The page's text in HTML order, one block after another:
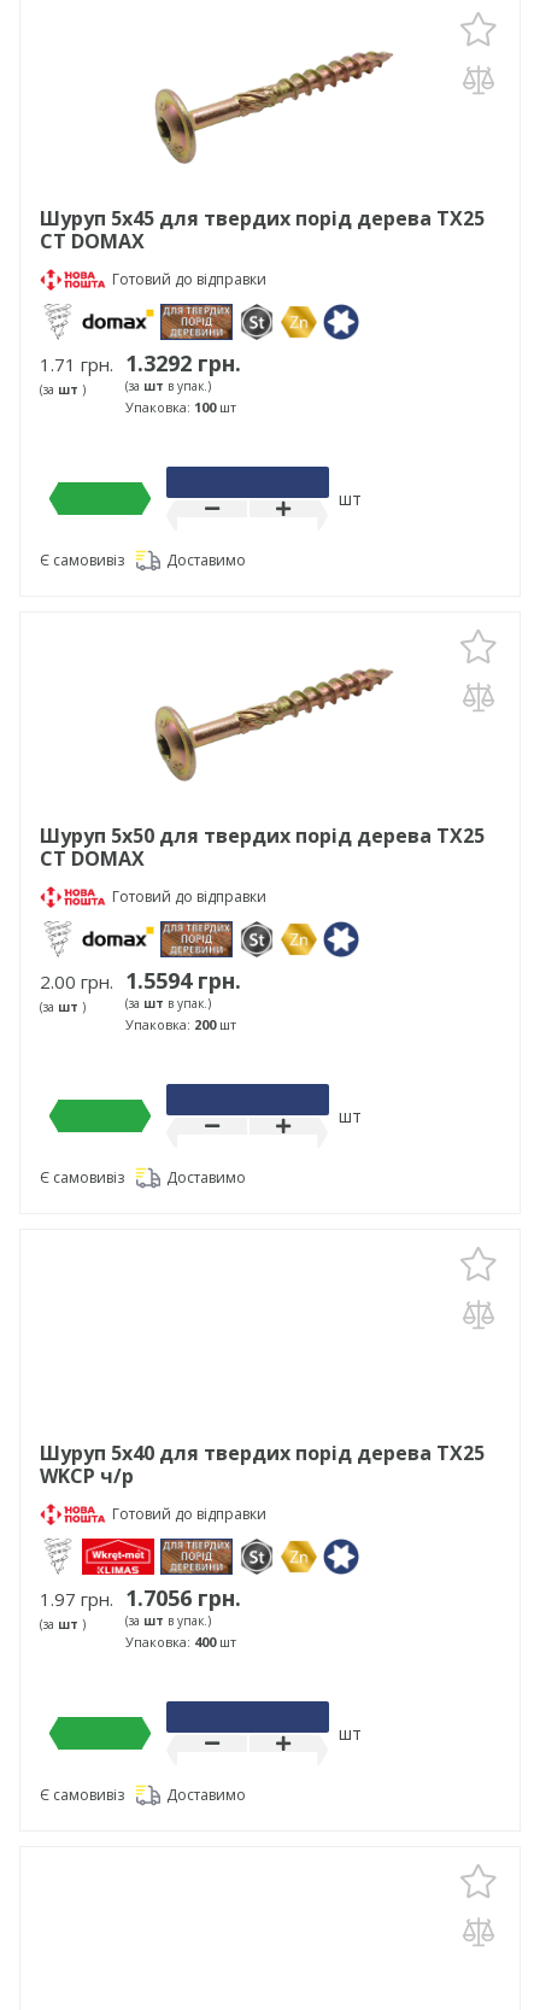
Шуруп 5х45 для твердих порід дерева TX25
CT DOMAX
Готовий до відправки
1.71 грн.
(за шт )
1.3292 грн.
(за шт в упак.)
Упаковка: 100шт
шт
Є самовивіз Доставимо
Шуруп 5х50 для твердих порід дерева TX25
CT DOMAX
Готовий до відправки
2.00 грн.
(за шт )
1.5594 грн.
(за шт в упак.)
Упаковка: 200шт
шт
Є самовивіз Доставимо
Шуруп 5х40 для твердих порід дерева TX25
WKCP ч/р
Готовий до відправки
1.97 грн.
(за шт )
1.7056 грн.
(за шт в упак.)
Упаковка: 400шт
шт
Є самовивіз Доставимо